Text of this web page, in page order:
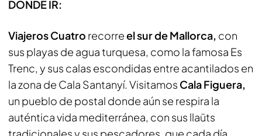
DÓNDE IR:
Viajeros Cuatro recorreel sur de Mallorca, con
sus playas de agua turquesa, como la famosa Es
Trenc, y sus calas escondidas entre acantilados en
la zona de Cala Santanyí. Visitamos Cala Figuera,
un pueblo de postal donde aún se respira la
auténtica vida mediterránea, con sus llaüts